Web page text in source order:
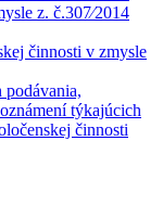
z. č.307⁄2014
činnosti v zmysle
podávania,
týkajúcich
činnosti